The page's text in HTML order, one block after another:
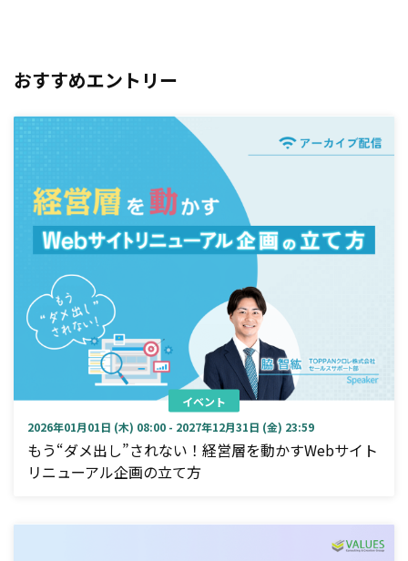
おすすめエントリー
イベント
2026年01月01日 (木) 08:00 - 2027年12月31日 (金) 23:59
もう“ダメ出し”されない！経営層を動かすWebサイト
リニューアル企画の立て方